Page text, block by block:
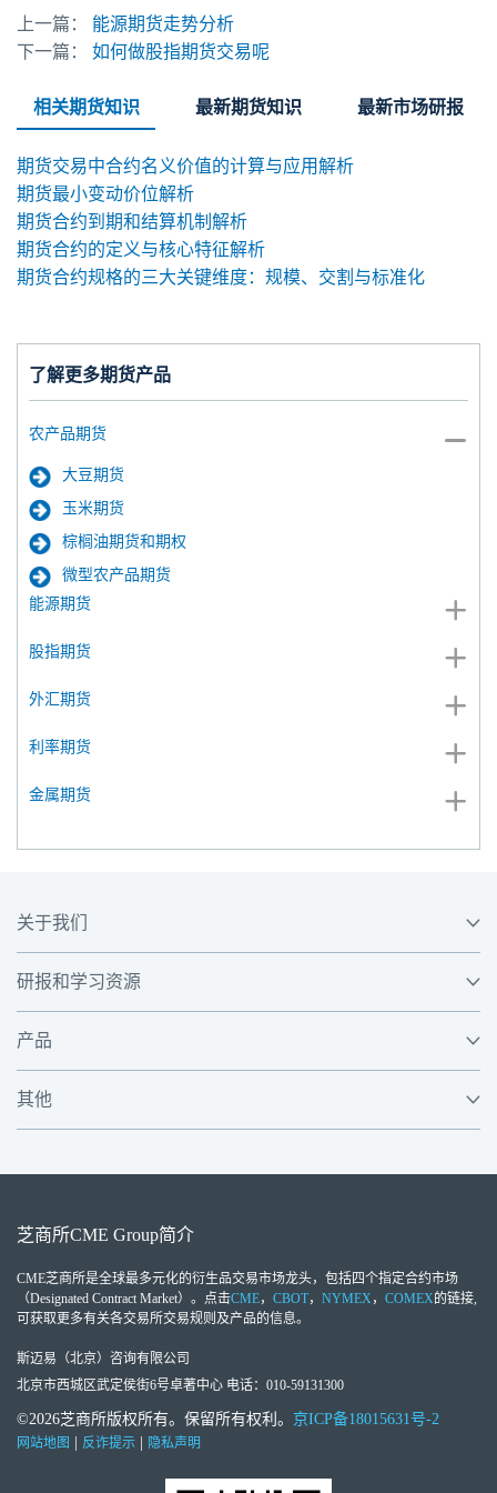
了解更多期货产品
农产品期货
大豆期货
玉米期货
棕榈油期货和期权
微型农产品期货
能源期货
股指期货
外汇期货
利率期货
金属期货
上一篇：
能源期货走势分析
下一篇：
如何做股指期货交易呢
相关期货知识 最新期货知识 最新市场研报
期货交易中合约名义价值的计算与应用解析
期货最小变动价位解析
期货合约到期和结算机制解析
期货合约的定义与核心特征解析
期货合约规格的三大关键维度：规模、交割与标准化
关于我们
研报和学习资源
产品
其他
芝商所CME Group简介
CME芝商所是全球最多元化的衍生品交易市场龙头，包括四个指定合约市场
（Designated Contract Market）。点击CME， CBOT， NYMEX， COMEX的链接,
可获取更多有关各交易所交易规则及产品的信息。
斯迈易（北京）咨询有限公司
北京市西城区武定侯街6号卓著中心 电话：010-59131300
©2026芝商所版权所有。保留所有权利。 京ICP备18015631号-2
网站地图 反诈提示 隐私声明